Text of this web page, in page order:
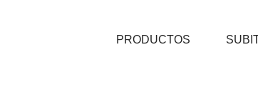
PRODUCTOS